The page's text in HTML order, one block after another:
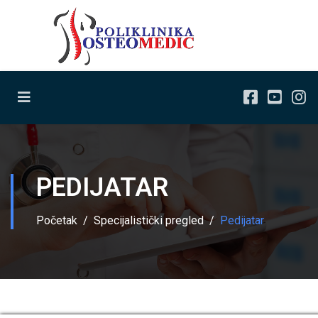
PEDIJATAR
Početak Specijalistički pregled Pedijatar